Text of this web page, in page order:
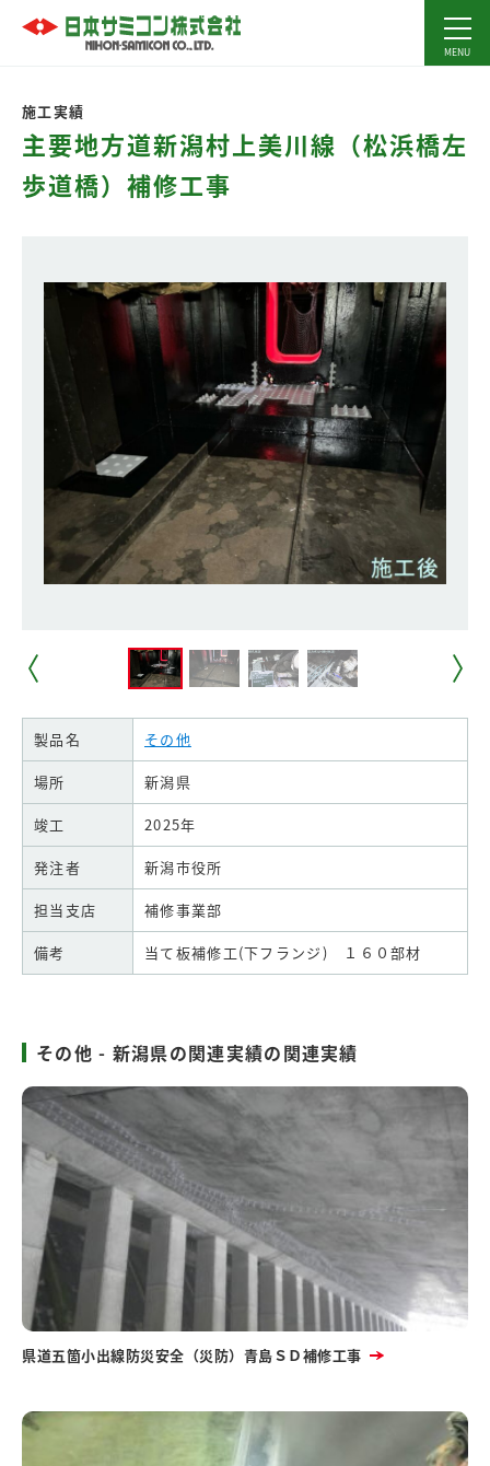
施工実績
主要地方道新潟村上美川線（松浜橋左
歩道橋）補修工事
製品名 その他
場所 新潟県
竣工 2025年
発注者 新潟市役所
担当支店 補修事業部
備考 当て板補修工(下フランジ) １６０部材
その他 - 新潟県の関連実績の関連実績
県道五箇小出線防災安全（災防）青島ＳＤ補修工事